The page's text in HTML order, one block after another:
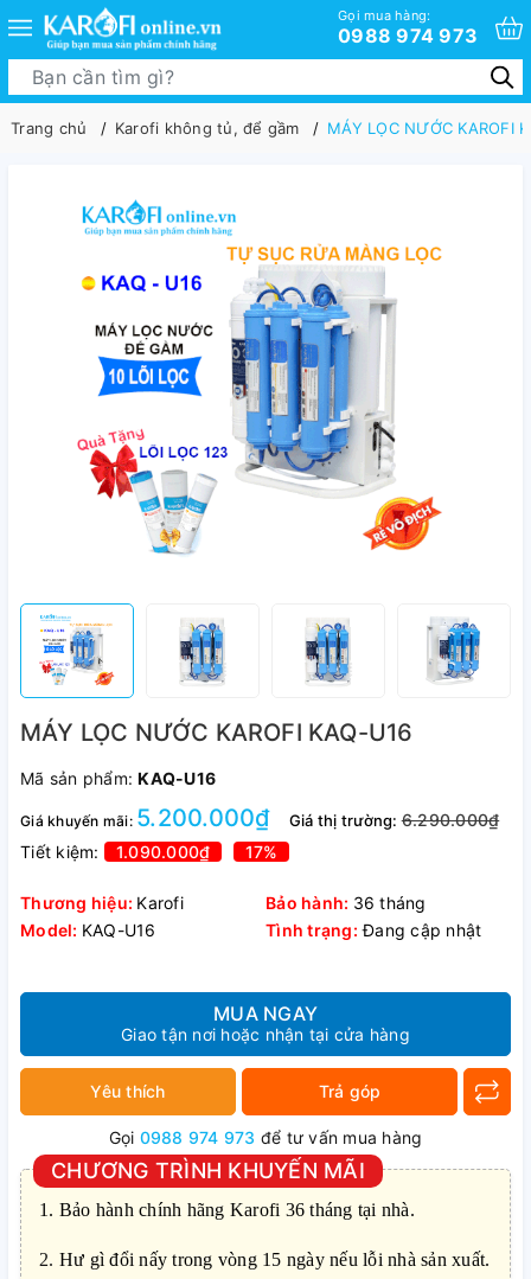
Gọi mua hàng:
0988 974 973
Trang chủ Karofi không tủ, để gầm MÁY LỌC NƯỚC KAROFI
MÁY LỌC NƯỚC KAROFI KAQ-U16
Mã sản phẩm:KAQ-U16
Giá khuyến mãi: 5.200.000₫ Giá thị trường:6.290.000₫
Tiết kiệm:
1.090.000₫ 17%
Thương hiệu: Karofi Bảo hành: 36 tháng
Model: KAQ-U16 Tình trạng: Đang cập nhật
MUA NGAY
Giao tận nơi hoặc nhận tại cửa hàng
Yêu thích Trả góp
Gọi 0988 974 973 để tư vấn mua hàng
CHƯƠNG TRÌNH KHUYẾN MÃI
1. Bảo hành chính hãng Karofi 36 tháng tại nhà.
2. Hư gì đổi nấy trong vòng 15 ngày nếu lỗi nhà sản xuất.